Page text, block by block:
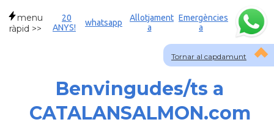
Tornar al capdamunt
menu
ràpid >>
20
ANYS!
whatsapp
Allotjament
a
Emergències
a
Benvingudes/ts a
CATALANSALMON.com